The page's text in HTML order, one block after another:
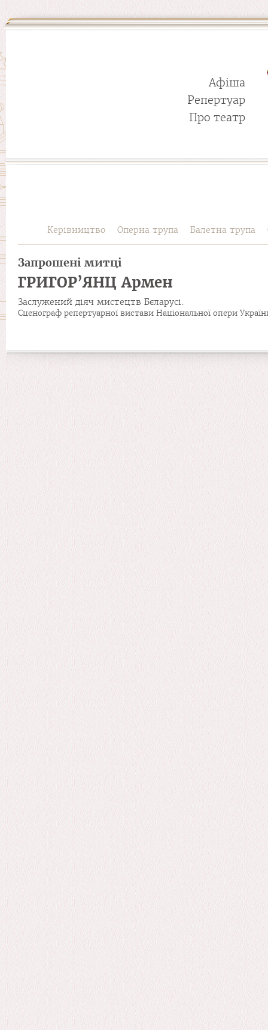
Афіша
Репертуар
Про театр
Керівництво Оперна трупа Балетна трупа
Запрошені митці
ГРИГОР’ЯНЦ Армен
Заслужений діяч мистецтв Бєларусі.
Cценограф репертуарної вистави Національної опери